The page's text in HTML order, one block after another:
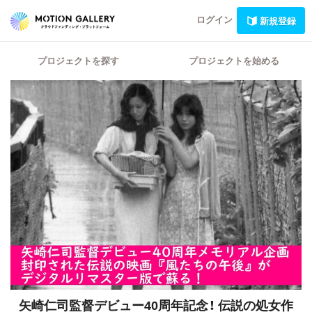
ログイン 新規登録
プロジェクトを探す プロジェクトを始める
矢崎仁司監督デビュー40周年記念！ 伝説の処女作